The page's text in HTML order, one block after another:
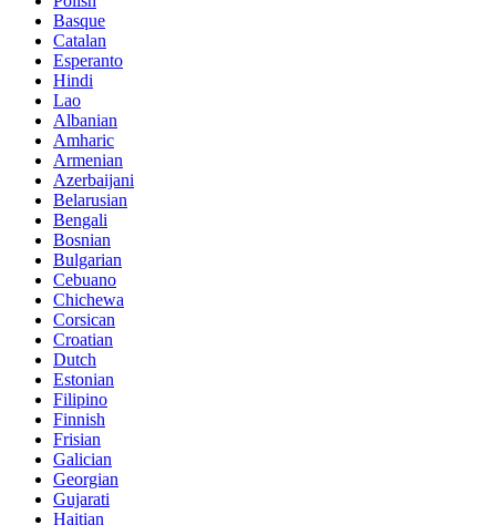
Basque
Catalan
Esperanto
Hindi
Lao
Albanian
Amharic
Armenian
Azerbaijani
Belarusian
Bengali
Bosnian
Bulgarian
Cebuano
Chichewa
Corsican
Croatian
Dutch
Estonian
Filipino
Finnish
Frisian
Galician
Georgian
Gujarati
Haitian